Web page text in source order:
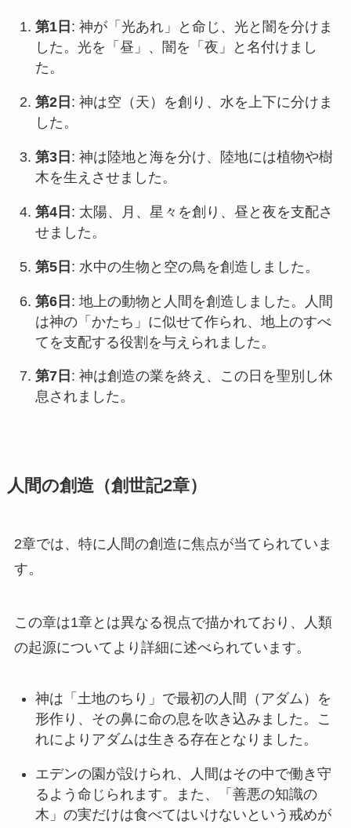
第1日 : 神が「光あれ」と命じ、光と闇を分けま
した。光を「昼」、闇を「夜」と名付けまし
た。
第2日 : 神は空（天）を創り、水を上下に分けま
した。
第3日 : 神は陸地と海を分け、陸地には植物や樹
木を生えさせました。
第4日 : 太陽、月、星々を創り、昼と夜を支配さ
せました。
第5日 : 水中の生物と空の鳥を創造しました。
第6日 : 地上の動物と人間を創造しました。人間
は神の「かたち」に似せて作られ、地上のすべ
てを支配する役割を与えられました。
第7日 : 神は創造の業を終え、この日を聖別し休
息されました。
人間の創造（創世記2章）
2章では、特に人間の創造に焦点が当てられていま
す。
この章は1章とは異なる視点で描かれており、人類
の起源についてより詳細に述べられています。
神は「土地のちり」で最初の人間（アダム）を
形作り、その鼻に命の息を吹き込みました。こ
れによりアダムは生きる存在となりました。
エデンの園が設けられ、人間はその中で働き守
るよう命じられます。また、「善悪の知識の
木」の実だけは食べてはいけないという戒めが